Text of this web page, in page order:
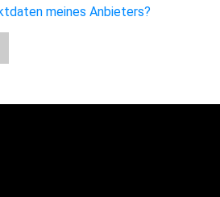
meines Anbieters?